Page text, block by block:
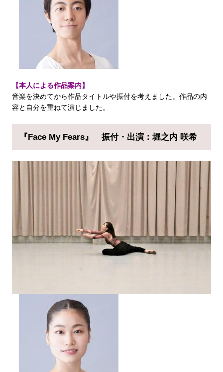
【本人による作品案内】
音楽を決めてから作品タイトルや振付を考えました。作品の内
容と自分を重ねて演じました。
『Face My Fears』 振付・出演：堀之内 咲希